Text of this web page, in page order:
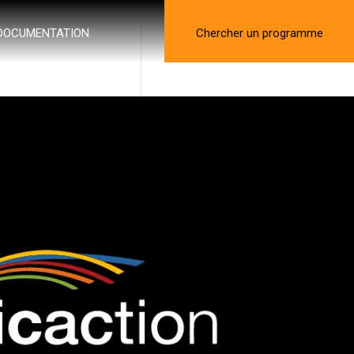
Chercher un programme